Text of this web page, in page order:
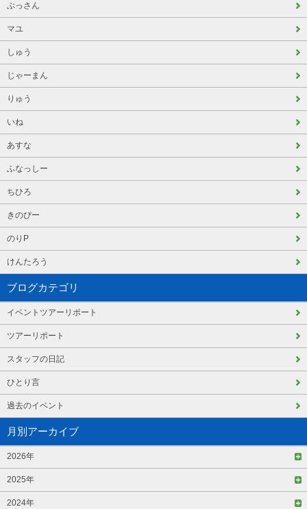
ぶっさん
マユ
しゅう
じゃーまん
りゅう
いね
あすな
ふなっしー
ちひろ
きのぴー
のりP
けんたろう
ブログカテゴリ
イベントツアーリポート
ツアーリポート
スタッフの日記
ひとり言
過去のイベント
月別アーカイブ
2026年
2025年
2024年